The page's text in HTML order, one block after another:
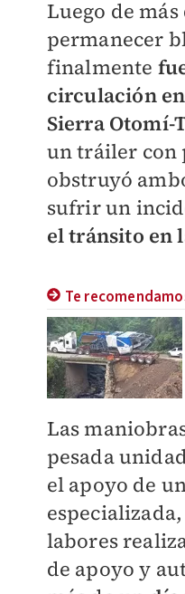
Luego de más
permanecer
finalmente
circulación
Sierra Otomí-
un tráiler con
obstruyó
sufrir un
el tránsito en
Te
Las
pesada
el apoyo de
labores
de apoyo y